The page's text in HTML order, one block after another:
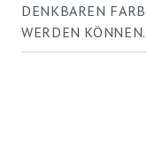
DENKBAREN
WERDEN